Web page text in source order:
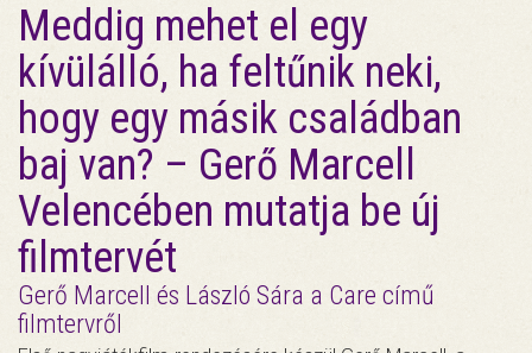
Meddig mehet el egy
kívülálló, ha feltűnik neki,
hogy egy másik családban
baj van? – Gerő Marcell
Velencében mutatja be új
filmtervét
Gerő Marcell és László Sára a Care című
filmtervről